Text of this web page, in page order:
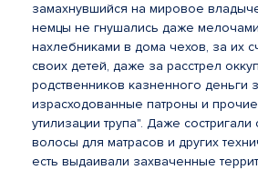
замахнувшийся на мировое
немцы не гнушались даже
нахлебниками в дома чехов, за их
своих детей, даже за расстрел
родственников казненного деньги
израсходованные патроны и
утилизации трупа". Даже
волосы для матрасов и других
есть выдаивали захваченные